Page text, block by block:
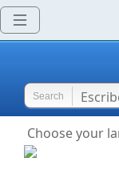
Search
Choose your